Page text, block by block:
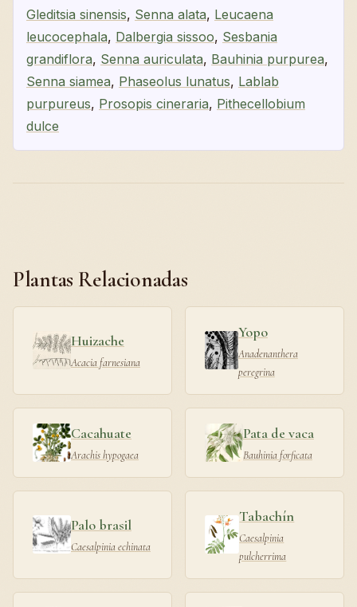
Gleditsia sinensis, Senna alata, Leucaena
leucocephala, Dalbergia sissoo, Sesbania
grandiflora, Senna auriculata, Bauhinia purpurea,
Senna siamea, Phaseolus lunatus, Lablab
purpureus, Prosopis cineraria, Pithecellobium
dulce
Plantas Relacionadas
Huizache
Acacia farnesiana
Yopo
Anadenanthera
peregrina
Cacahuate
Arachis hypogaea
Pata de vaca
Bauhinia forficata
Palo brasil
Caesalpinia echinata
Tabachín
Caesalpinia
pulcherrima